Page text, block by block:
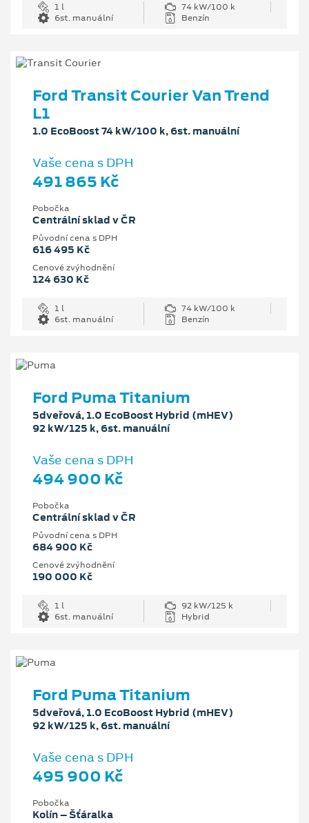
1 l
74 kW/100 k
6st. manuální
Benzín
Ford Transit Courier Van Trend
L1
1.0 EcoBoost 74 kW/100 k, 6st. manuální
Vaše cena s DPH
491 865 Kč
Pobočka
Centrální sklad v ČR
Původní cena s DPH
616 495 Kč
Cenové zvýhodnění
124 630 Kč
1 l
74 kW/100 k
6st. manuální
Benzín
Ford Puma Titanium
5dveřová, 1.0 EcoBoost Hybrid (mHEV)
92 kW/125 k, 6st. manuální
Vaše cena s DPH
494 900 Kč
Pobočka
Centrální sklad v ČR
Původní cena s DPH
684 900 Kč
Cenové zvýhodnění
190 000 Kč
1 l
92 kW/125 k
6st. manuální
Hybrid
Ford Puma Titanium
5dveřová, 1.0 EcoBoost Hybrid (mHEV)
92 kW/125 k, 6st. manuální
Vaše cena s DPH
495 900 Kč
Pobočka
Kolín – Šťáralka